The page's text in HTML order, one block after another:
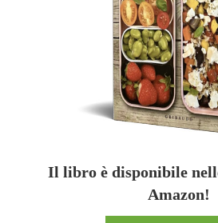
Il libro è disponibile
Amazon!